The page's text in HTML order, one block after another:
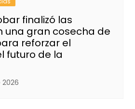
finalizó las
una gran cosecha de
reforzar el
futuro de la